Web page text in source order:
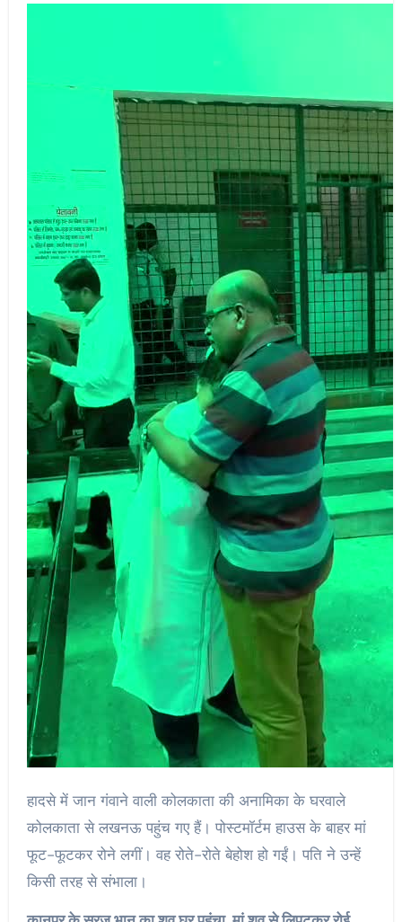
हादसे में जान गंवाने वाली कोलकाता की अनामिका के घरवाले
कोलकाता से लखनऊ पहुंच गए हैं। पोस्टमॉर्टम हाउस के बाहर मां
फूट-फूटकर रोने लगीं। वह रोते-रोते बेहोश हो गईं। पति ने उन्हें
किसी तरह से संभाला।